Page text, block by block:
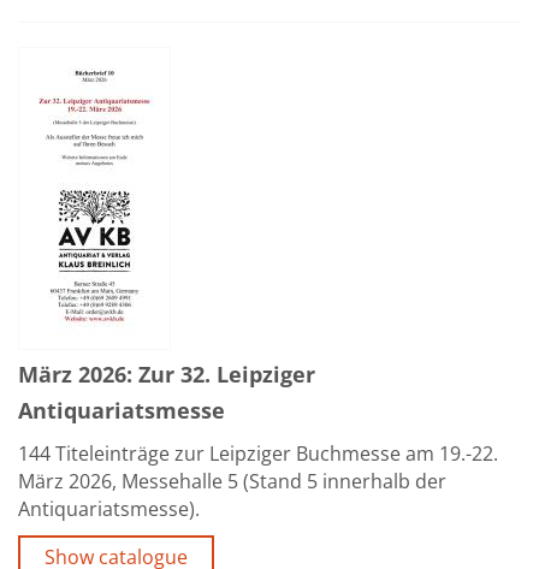
März 2026: Zur 32. Leipziger
Antiquariatsmesse
144 Titeleinträge zur Leipziger Buchmesse am 19.-22.
März 2026, Messehalle 5 (Stand 5 innerhalb der
Antiquariatsmesse).
Show catalogue